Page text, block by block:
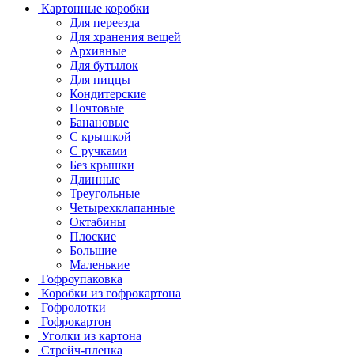
Картонные коробки
Для переезда
Для хранения вещей
Архивные
Для бутылок
Для пиццы
Кондитерские
Почтовые
Банановые
С крышкой
С ручками
Без крышки
Длинные
Треугольные
Четырехклапанные
Октабины
Плоские
Большие
Маленькие
Гофроупаковка
Коробки из гофрокартона
Гофролотки
Гофрокартон
Уголки из картона
Стрейч-пленка